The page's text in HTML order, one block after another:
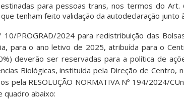
para pessoas trans, nos termos do Art.
tenham feito validação da autodeclaração junto
PROGRAD/2024 para redistribuição das
para o ano letivo de 2025, atribuída para o
deverão ser reservadas para a política de
Biológicas, instituída pela Direção de Centro,
pela RESOLUÇÃO NORMATIVA Nº 194/2024/
abaixo: